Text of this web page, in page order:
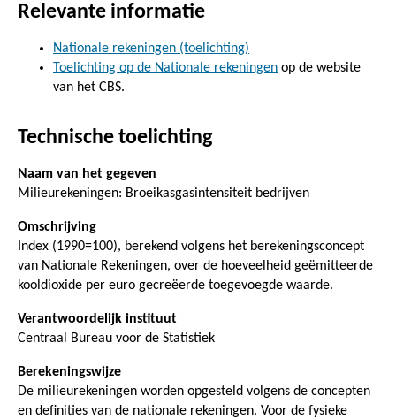
Relevante informatie
Nationale rekeningen (toelichting)
Toelichting op de Nationale rekeningen op de website
van het CBS.
Technische toelichting
Naam van het gegeven
Milieurekeningen: Broeikasgasintensiteit bedrijven
Omschrijving
Index (1990=100), berekend volgens het berekeningsconcept
van Nationale Rekeningen, over de hoeveelheid geëmitteerde
kooldioxide per euro gecreëerde toegevoegde waarde.
Verantwoordelijk instituut
Centraal Bureau voor de Statistiek
Berekeningswijze
De milieurekeningen worden opgesteld volgens de concepten
en definities van de nationale rekeningen. Voor de fysieke